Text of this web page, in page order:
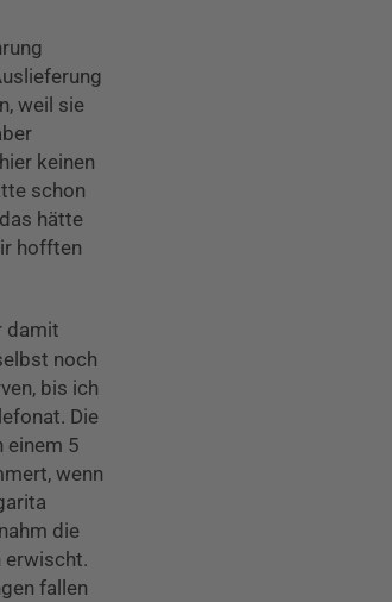
weil sie
keinen
schon
hätte
hofften
damit
noch
bis ich
Die
einem 5
wenn
die
erwischt.
fallen